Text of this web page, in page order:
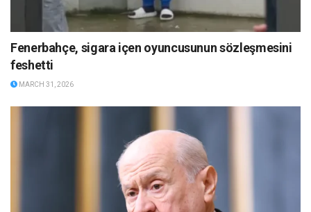
Fenerbahçe, sigara içen oyuncusunun sözleşmesini
feshetti
MARCH 31, 2026